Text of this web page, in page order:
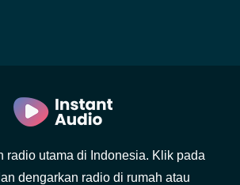
radio utama di Indonesia. Klik pada
dengarkan radio di rumah atau